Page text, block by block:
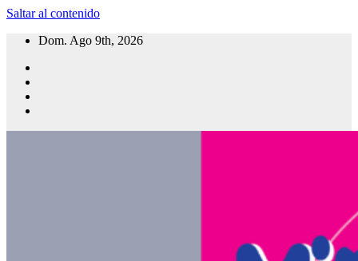
Saltar al contenido
Dom. Ago 9th, 2026